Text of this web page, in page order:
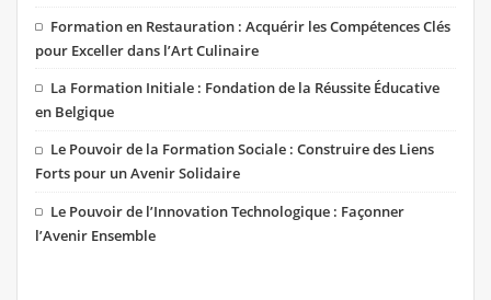
Formation en Restauration : Acquérir les Compétences Clés
pour Exceller dans l’Art Culinaire
La Formation Initiale : Fondation de la Réussite Éducative
en Belgique
Le Pouvoir de la Formation Sociale : Construire des Liens
Forts pour un Avenir Solidaire
Le Pouvoir de l’Innovation Technologique : Façonner
l’Avenir Ensemble